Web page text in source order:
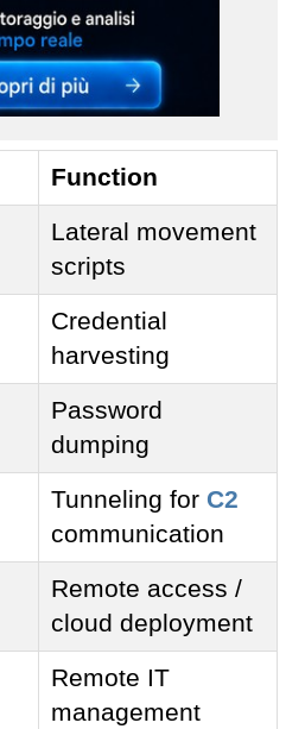
Function
Lateral movement
scripts
Credential
harvesting
Password
dumping
Tunneling for C2
communication
Remote access /
cloud deployment
Remote IT
management